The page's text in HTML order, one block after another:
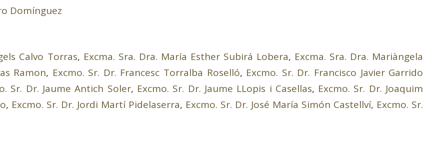
Domínguez
Calvo Torras, Excma. Sra. Dra. María Esther Subirá Lobera, Excma. Sra. Dra. Mariàngela
Ramon, Excmo. Sr. Dr. Francesc Torralba Roselló, Excmo. Sr. Dr. Francisco Javier Garrido
Sr. Dr. Jaume Antich Soler, Excmo. Sr. Dr. Jaume LLopis i Casellas, Excmo. Sr. Dr. Joaquim
, Excmo. Sr. Dr. Jordi Martí Pidelaserra, Excmo. Sr. Dr. José María Simón Castellví, Excmo. Sr.